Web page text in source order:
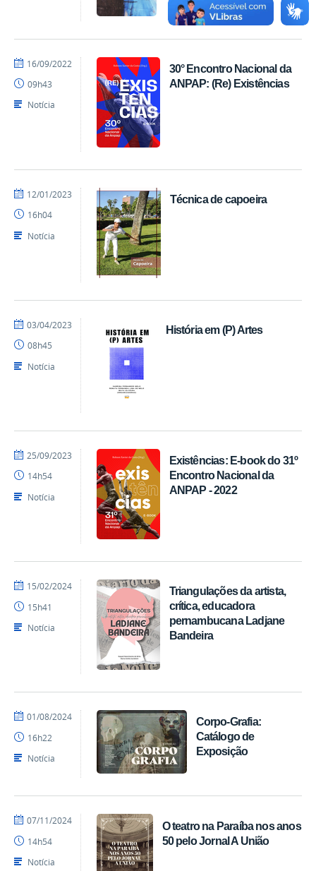
30° Encontro Nacional da
ANPAP: (Re) Existências
por
CCTA
publicado
16/09/2022
09h43
Notícia
Técnica de capoeira
por
CCTA
publicado
12/01/2023
16h04
Notícia
História em (P) Artes
por
CCTA
publicado
03/04/2023
08h45
Notícia
Existências: E-book do 31º
Encontro Nacional da
ANPAP - 2022
por
CCTA
publicado
25/09/2023
14h54
Notícia
Triangulações da artista,
crítica, educadora
pernambucana Ladjane
Bandeira
por
CCTA
publicado
15/02/2024
15h41
Notícia
Corpo-Grafia:
Catálogo de
Exposição
por
CCTA
publicado
01/08/2024
16h22
Notícia
O teatro na Paraíba nos anos
50 pelo Jornal A União
por
CCTA
publicado
07/11/2024
14h54
Notícia